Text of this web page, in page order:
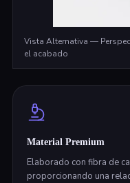
Vista Alternativa —
el acabado
Material Premium
Elaborado con fibra de
proporcionando una